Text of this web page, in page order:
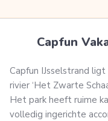
Capfun
Capfun IJsselstrand
rivier ‘Het Zwarte
Het park heeft ruime
volledig ingerichte